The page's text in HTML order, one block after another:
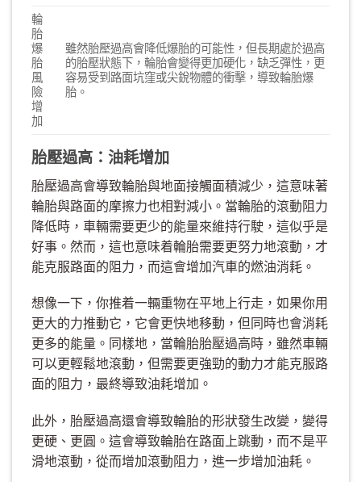
輪
胎
爆
胎
風
險
增
加
雖然胎壓過高會降低爆胎的可能性，但長期處於過高
的胎壓狀態下，輪胎會變得更加硬化，缺乏彈性，更
容易受到路面坑窪或尖銳物體的衝擊，導致輪胎爆
胎。
胎壓過高：油耗增加
胎壓過高會導致輪胎與地面接觸面積減少，這意味著
輪胎與路面的摩擦力也相對減小。當輪胎的滾動阻力
降低時，車輛需要更少的能量來維持行駛，這似乎是
好事。然而，這也意味着輪胎需要更努力地滾動，才
能克服路面的阻力，而這會增加汽車的燃油消耗。
想像一下，你推着一輛重物在平地上行走，如果你用
更大的力推動它，它會更快地移動，但同時也會消耗
更多的能量。同樣地，當輪胎胎壓過高時，雖然車輛
可以更輕鬆地滾動，但需要更強勁的動力才能克服路
面的阻力，最終導致油耗增加。
此外，胎壓過高還會導致輪胎的形狀發生改變，變得
更硬、更圓。這會導致輪胎在路面上跳動，而不是平
滑地滾動，從而增加滾動阻力，進一步增加油耗。